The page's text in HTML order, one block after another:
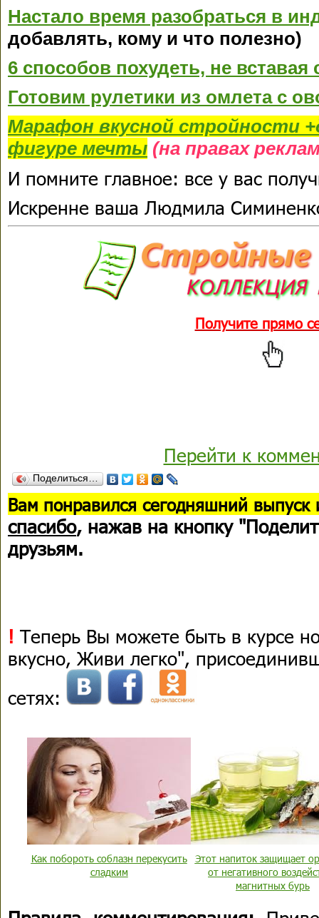
Настало время разобраться в
добавлять, кому и что полезно)
6 способов похудеть, не вставая
Готовим рулетики из омлета с
Марафон вкусной стройности
фигуре мечты (на правах
И помните главное: все у вас
Искренне ваша Людмила
Получите прямо
Перейти к
Поделиться…
Вам понравился сегодняшний выпуск
спасибо, нажав на кнопку
друзьям.
! Теперь Вы можете быть в курсе
вкусно, Живи легко",
сетях:
Как побороть соблазн перекусить
сладким
Этот напиток защищает
от негативного
магнитных бурь